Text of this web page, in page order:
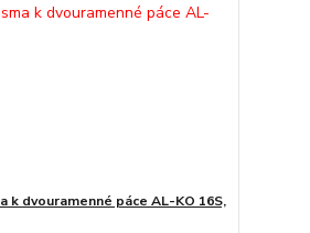
k dvouramenné páce AL-KO 16S,